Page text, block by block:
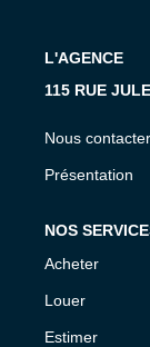
L'AGENCE
115 RUE
Nous contacter
Présentation
NOS
Acheter
Louer
Estimer